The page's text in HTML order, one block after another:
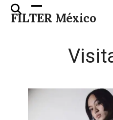
Skip
FILTER México
Open
mobile
Close
mobile